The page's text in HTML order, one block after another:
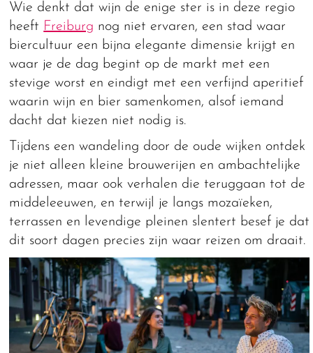
Wie denkt dat wijn de enige ster is in deze regio
heeft Freiburg nog niet ervaren, een stad waar
biercultuur een bijna elegante dimensie krijgt en
waar je de dag begint op de markt met een
stevige worst en eindigt met een verfijnd aperitief
waarin wijn en bier samenkomen, alsof iemand
dacht dat kiezen niet nodig is.
Tijdens een wandeling door de oude wijken ontdek
je niet alleen kleine brouwerijen en ambachtelijke
adressen, maar ook verhalen die teruggaan tot de
middeleeuwen, en terwijl je langs mozaïeken,
terrassen en levendige pleinen slentert besef je dat
dit soort dagen precies zijn waar reizen om draait.